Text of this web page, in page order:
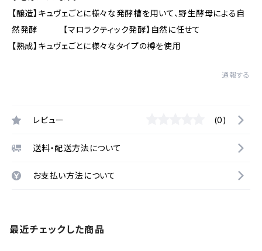
【醸造】キュヴェごとに様々な発酵槽を用いて、野生酵母による自
然発酵 【マロラクティック発酵】自然に任せて
【熟成】キュヴェごとに様々なタイプの樽を使用
通報する
レビュー (0)
送料・配送方法について
お支払い方法について
最近チェックした商品